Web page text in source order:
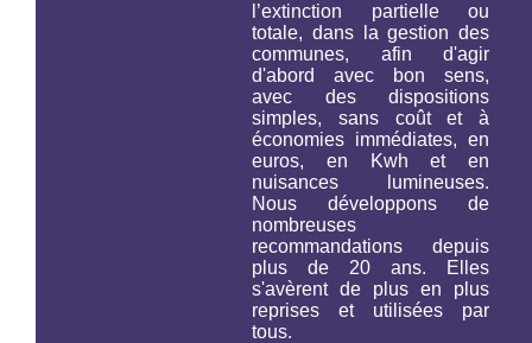
l’extinction partielle ou
totale, dans la gestion des
communes, afin d'agir
d'abord avec bon sens,
avec des dispositions
simples, sans coût et à
économies immédiates, en
euros, en Kwh et en
nuisances lumineuses.
Nous développons de
nombreuses
recommandations depuis
plus de 20 ans. Elles
s'avèrent de plus en plus
reprises et utilisées par
tous.